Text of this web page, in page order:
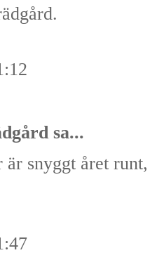
sa...
är snyggt året